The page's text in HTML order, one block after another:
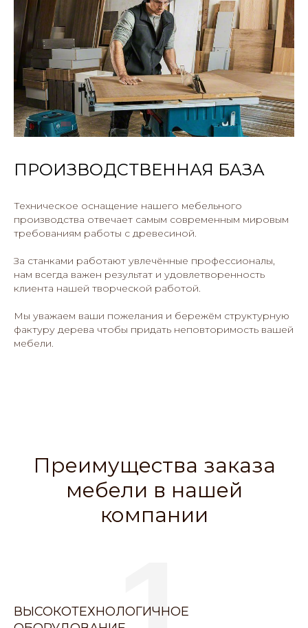
ПРОИЗВОДСТВЕННАЯ БАЗА
Техническое оснащение нашего мебельного
производства отвечает самым современным мировым
требованиям работы с древесиной.
За станками работают увлечённые профессионалы,
нам всегда важен результат и удовлетворенность
клиента нашей творческой работой.
Мы уважаем ваши пожелания и бережём структурную
фактуру дерева чтобы придать неповторимость вашей
мебели.
Преимущества заказа
мебели в нашей
компании
ВЫСОКОТЕХНОЛОГИЧНОЕ